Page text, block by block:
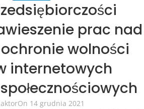
prac nad
wolności
internetowych
On 14 grudnia 2021